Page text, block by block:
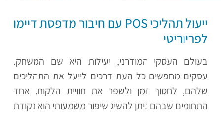
ייעול תהליכי POS עם חיבור מדפסת דיימו
לפריוריטי
בעולם העסקי המודרני, יעילות היא שם המשחק.
עסקים מחפשים כל העת דרכים לייעל את התהליכים
שלהם, לחסוך זמן ולשפר את חוויית הלקוח. אחד
התחומים שבהם ניתן להשיג שיפור משמעותי הוא נקודת